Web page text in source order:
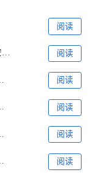
阅读
google浏览器如何通过设置提高浏览安全性 阅读
阅读
除操作教程 阅读
阅读
信道输入保护 阅读